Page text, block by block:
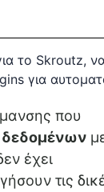
που
δεδομένων
έχει
τις